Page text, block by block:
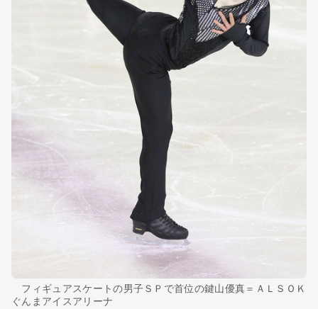
フィギュアスケートの男子ＳＰで首位の鍵山優真＝ＡＬＳＯＫ
ぐんまアイスアリーナ